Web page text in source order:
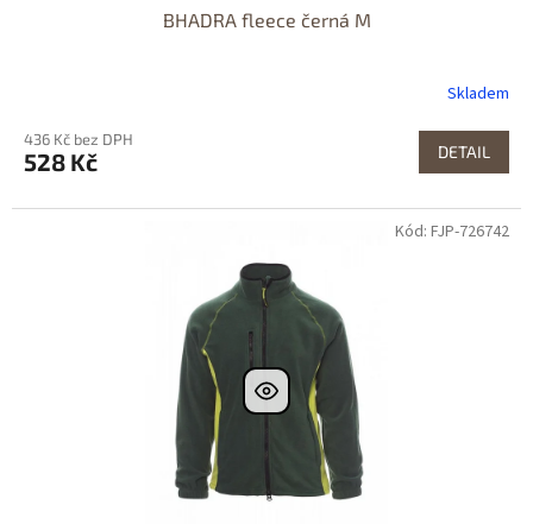
BHADRA fleece černá M
Skladem
436 Kč bez DPH
528 Kč DETAIL
Kód: FJP-726742